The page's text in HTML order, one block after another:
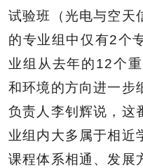
试验班（光电与空天
的专业组中仅有2个
业组从去年的12个
和环境的方向进一步
负责人李钊辉说，这
业组内大多属于相近
课程体系相通、发展